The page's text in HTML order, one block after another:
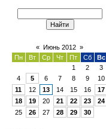
« Июнь 2012 »
Пн
Вт Ср Чт Пт Сб
Вс
1
2
3
4
5 6 7 8 9
10
11
12 13 14 15 16
17
18
19 20 21 22 23
24
25
26 27 28 29 30